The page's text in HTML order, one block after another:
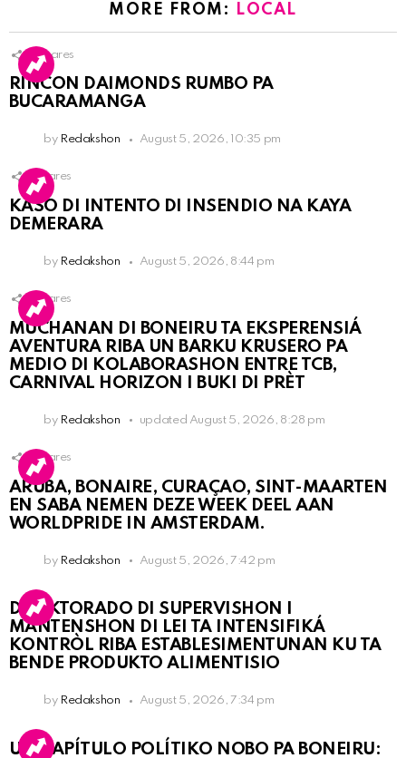
MORE FROM: LOCAL
Shares
RINCON DAIMONDS RUMBO PA
BUCARAMANGA
by Redakshon August 5, 2026, 10:35 pm
Shares
KASO DI INTENTO DI INSENDIO NA KAYA
DEMERARA
by Redakshon August 5, 2026, 8:44 pm
Shares
MUCHANAN DI BONEIRU TA EKSPERENSIÁ
AVENTURA RIBA UN BARKU KRUSERO PA
MEDIO DI KOLABORASHON ENTRE TCB,
CARNIVAL HORIZON I BUKI DI PRÈT
by Redakshon updated August 5, 2026, 8:28 pm
Shares
ARUBA, BONAIRE, CURAÇAO, SINT-MAARTEN
EN SABA NEMEN DEZE WEEK DEEL AAN
WORLDPRIDE IN AMSTERDAM.
by Redakshon August 5, 2026, 7:42 pm
DIREKTORADO DI SUPERVISHON I
MANTENSHON DI LEI TA INTENSIFIKÁ
KONTRÒL RIBA ESTABLESIMENTUNAN KU TA
BENDE PRODUKTO ALIMENTISIO
by Redakshon August 5, 2026, 7:34 pm
UN KAPÍTULO POLÍTIKO NOBO PA BONEIRU: